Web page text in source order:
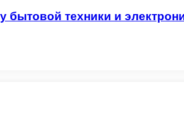
бытовой техники и